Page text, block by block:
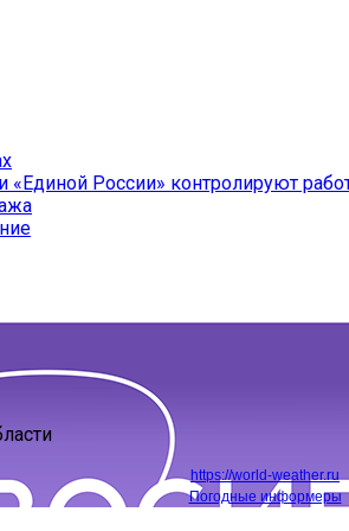
России» контролируют
https://world-weather.ru
Погодные информеры